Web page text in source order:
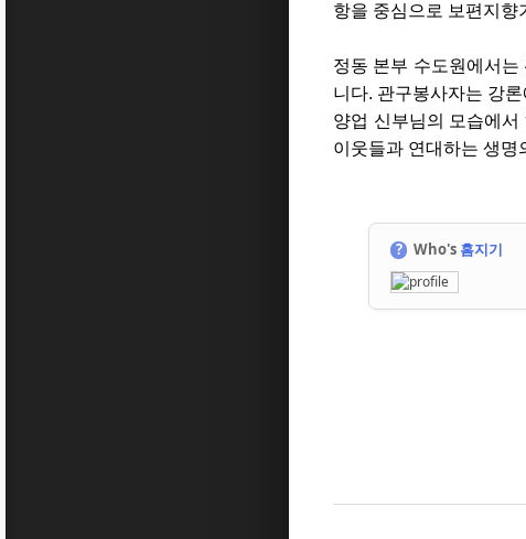
항을 중심으로 보편지향
정동 본부 수도원에서
니다. 관구봉사자는 강
양업 신부님의 모습에
이웃들과 연대하는 생명
? Who's 홈지기